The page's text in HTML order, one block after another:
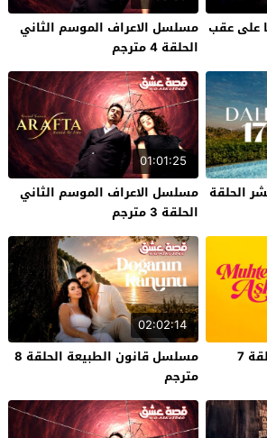
على عقب مسلسل الاعراف الموسم الثاني
الحلقة 4 مترجم
الحلقة
01:01:25
مسلسل الاعراف الموسم الثاني
الحلقة 3 مترجم
مسلسل حب محتمل الحلقة 7
02:02:14
مسلسل قانون الطبيعة الحلقة 8
مترجم